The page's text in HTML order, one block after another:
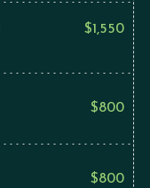
$1,550
$800
$800